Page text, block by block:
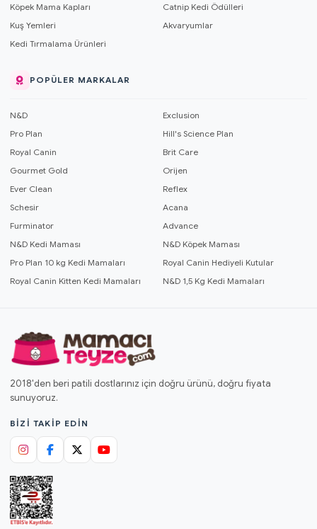
Köpek Mama Kapları
Catnip Kedi Ödülleri
Kuş Yemleri
Akvaryumlar
Kedi Tırmalama Ürünleri
POPÜLER MARKALAR
N&D
Exclusion
Pro Plan
Hill's Science Plan
Royal Canin
Brit Care
Gourmet Gold
Orijen
Ever Clean
Reflex
Schesir
Acana
Furminator
Advance
N&D Kedi Maması
N&D Köpek Maması
Pro Plan 10 kg Kedi Mamaları
Royal Canin Hediyeli Kutular
Royal Canin Kitten Kedi Mamaları
N&D 1,5 Kg Kedi Mamaları
2018'den beri patili dostlarınız için doğru ürünü, doğru fiyata
sunuyoruz.
BIZI TAKIP EDIN